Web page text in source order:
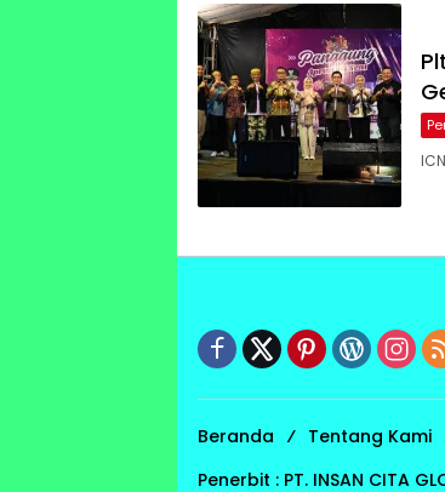
Beranda Tentang Kami
Penerbit : PT. INSAN CITA